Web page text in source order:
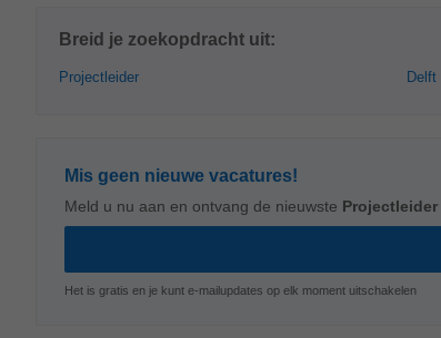
Breid je zoekopdracht uit:
Projectleider Delft
Mis geen nieuwe vacatures!
Meld u nu aan en ontvang de nieuwste Projectleider
Het is gratis en je kunt e-mailupdates op elk moment uitschakelen